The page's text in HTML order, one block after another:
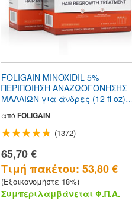
FOLIGAIN MINOXIDIL 5%
ΠΕΡΙΠΟΙΗΣΗ ΑΝΑΖΩΟΓΌΝΗΣΗΣ
ΜΑΛΛΙΏΝ για άνδρες (12 fl oz)
από FOLIGAIN
(1372)
65,70 €
Τιμή πακέτου: 53,80 €
(Εξοικονομήστε 18%)
Συμπεριλαμβάνεται Φ.Π.Α.